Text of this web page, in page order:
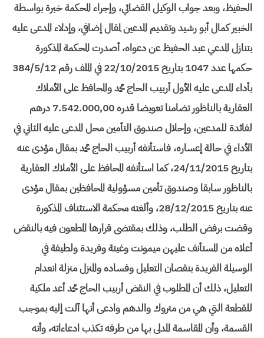
الحفيظ، وبعد جواب الوكيل القضائي، وإجراء المحكمة خبرة بواسطة
الخبير كمال أبو رشيد وتقديم المدعين لمقال إضافي، وإدلاء المدعى عليه
بتنازل المدعي عبد الحفيظ عن دعواه، أصدرت المحكمة المذكورة
حكمها عدد 1047 بتاريخ 22/10/2015 في الملف رقم 384/5/12
بأداء المدعى عليه الأول أربيب الحاج محمد والمحافظ على الأملاك
العقارية بالناظور تضامنا تعويضا قدره 7.542.000,00 درهم
لفائدة للمدعين، وإحلال صندوق التأمين محل المدعى عليه الثاني في
الأداء في حالة إعساره، فاستأنفه أربيب الحاج محمد بمقال مؤدى عنه
بتاريخ 24/11/2015، كما استأنفه المحافظ على الأملاك العقارية
بالناظور سابقا وصندوق تأمين مسؤولية المحافظين بمقال مؤدى
عنه بتاريخ 28/12/2015، وألغته محكمة الاستئناف المذكورة
وقضت برفض الطلب، وذلك بمقتضى قرارها المطعون فيه بالنقض
أعلاه من المستأنف عليهن ميمونت وغيتة وفريدة ولطيفة في
الوسيلة الفريدة بنقصان التعليل وفساده والمنزل منزلة انعدام
التعليل، ذلك أن المطلوب في النقض أربيب الحاج محمد أعد ملكية
للقطعة التي هي من متروك والدهم وادعى أنها آلت إليه بموجب
القسمة، وأن المقاسمة المدلى بها من طرفه تكذب ادعاءاته، وأنه